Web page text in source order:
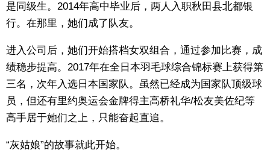
是同级生。2014年高中毕业后，两人入职秋田县北都银
行。在那里，她们成了队友。
进入公司后，她们开始搭档女双组合，通过参加比赛，成
绩稳步提高。2017年在全日本羽毛球综合锦标赛上获得第
三名，次年入选日本国家队。虽然已经成为国家队顶级球
员，但还有里约奥运会金牌得主高桥礼华/松友美佐纪等
高手居于她们之上，只能奋起直追。
“灰姑娘”的故事就此开始。